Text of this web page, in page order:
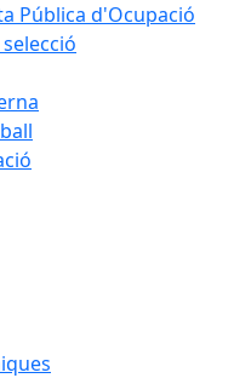
Pública d'Ocupació